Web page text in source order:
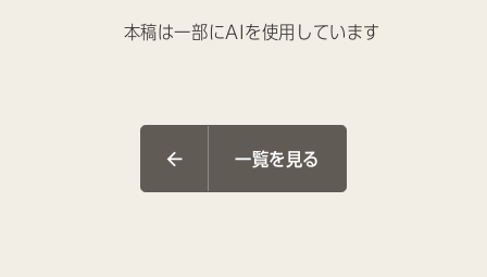
本稿は一部にAIを使用しています
一覧を見る